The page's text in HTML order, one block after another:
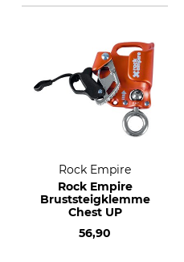
Rock Empire
Rock Empire
Bruststeigklemme
Chest UP
56,90